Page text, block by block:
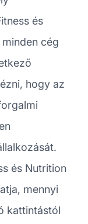
és
cég
hogy az
és Nutrition
mennyi
kattintástól